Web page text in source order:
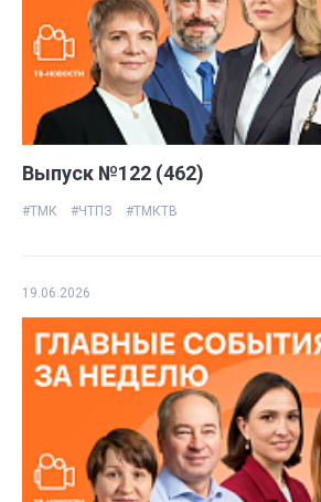
Выпуск №122 (462)
#ТМК #ЧТПЗ #ТМКТВ
19.06.2026